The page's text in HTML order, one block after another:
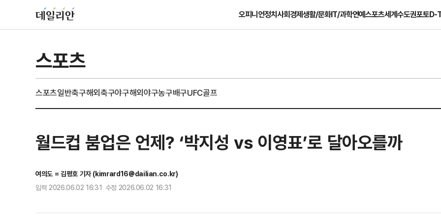
오피니언정치사회경제생활/문화IT/과학연예스포츠세계수도권포토D-
스포츠
스포츠일반축구해외축구야구해외야구농구배구UFC골프
월드컵 붐업은 언제? ‘박지성 vs 이영표’로 달아오를까
여의도 = 김평호 기자 (kimrard16@dailian.co.kr)
입력 2026.06.02 16:31 수정 2026.06.02 16:31